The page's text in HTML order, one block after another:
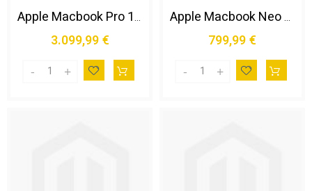
Apple Macbook Pro 16" M5 Pro Chip 18‑core Cpu 20‑core Gpu, 24gb, 1tb Ssd - Nero Siderale
3.099,99 €
Apple Macbook Neo 13"a18 Pro Chip 6‑core Cpu 5‑core Gpu 8gb 256gb Ssd - Argento
799,99 €